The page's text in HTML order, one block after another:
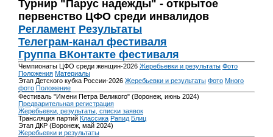
Турнир "Парус надежды" - открытое
первенство ЦФО среди инвалидов
Регламент Результаты
Телеграм-канал фестиваля
Группа ВКонтакте фестиваля
Чемпионаты ЦФО среди женщин-2026 Жеребьевки и результаты Фото
Положения Материалы
Этап Детского кубка России-2026 Жеребьевки и результаты Фото Много
фото Положение
Фестиваль "Имени Петра Великого" (Воронеж, июнь 2024)
Предварительная регистрация
Жеребьевки, результаты, списки заявок
Трансляция партий Классика Рапид Блиц
Этап ДКР (Воронеж, май 2024)
Жеребьевки и результаты